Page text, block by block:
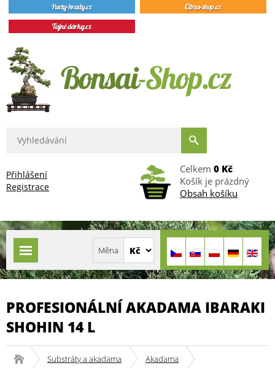
Přihlášení
Registrace
Celkem 0 Kč
Košík je prázdný
Obsah košíku
PROFESIONÁLNÍ AKADAMA IBARAKI
SHOHIN 14 L
Substráty a akadama Akadama